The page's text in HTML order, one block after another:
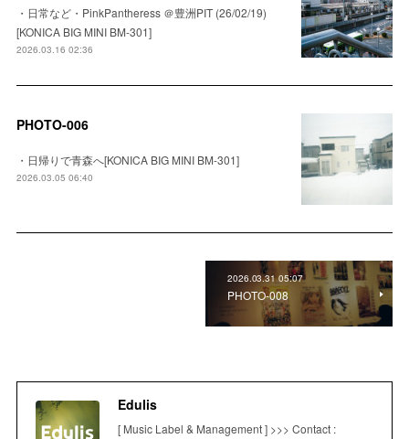
・日常など・PinkPantheress ＠豊洲PIT (26/02/19)
[KONICA BIG MINI BM-301]
2026.03.16 02:36
PHOTO-006
・日帰りで青森へ[KONICA BIG MINI BM-301]
2026.03.05 06:40
2026.03.31 05:07
PHOTO-008
Edulis
[ Music Label & Management ] >>> Contact :